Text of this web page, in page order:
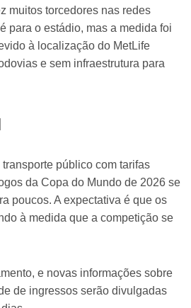
muitos torcedores nas redes
para o estádio, mas a medida foi
à localização do MetLife
e sem infraestrutura para
público com tarifas
da Copa do Mundo de 2026 se
poucos. A expectativa é que os
à medida que a competição se
e novas informações sobre
de ingressos serão divulgadas